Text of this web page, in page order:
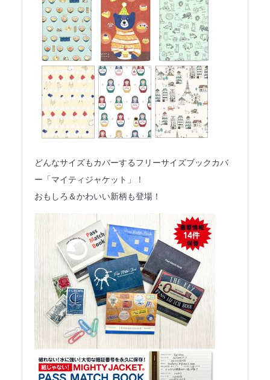
どんなサイズもカバーするフリーサイズブックカバ
ー「マイティジャケット」！
おもしろ＆かわいい新柄も登場！